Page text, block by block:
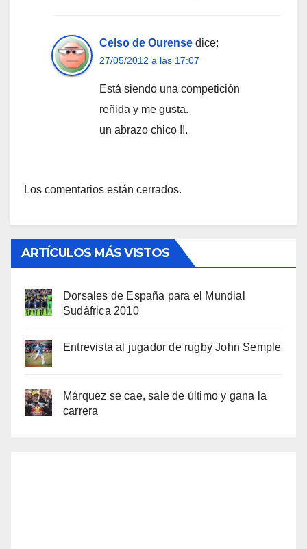
Celso de Ourense dice:
27/05/2012 a las 17:07
Está siendo una competición
reñida y me gusta.
un abrazo chico !!.
Los comentarios están cerrados.
ARTÍCULOS MÁS VISTOS
Dorsales de España para el Mundial
Sudáfrica 2010
Entrevista al jugador de rugby John Semple
Márquez se cae, sale de último y gana la
carrera